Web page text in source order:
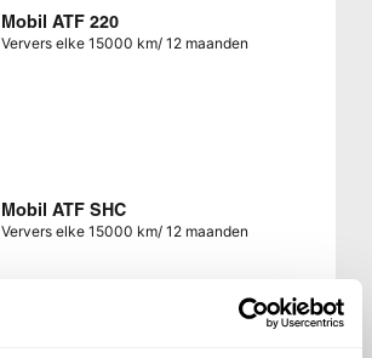
Mobil ATF 220
Ververs elke 15000 km/ 12 maanden
Mobil ATF SHC
Ververs elke 15000 km/ 12 maanden